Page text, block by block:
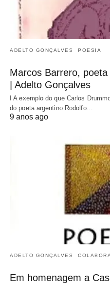
ADELTO GONÇALVES POESIA
Marcos Barrero,
| Adelto Gonçalves
I A exemplo do que Carlos
do poeta argentino Rodolfo…
9 anos ago
ADELTO GONÇALVES
Em homenagem a